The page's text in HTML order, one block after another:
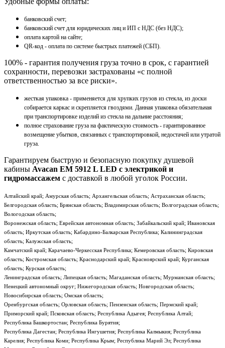
банковский счет;
банковский счет для юридических лиц и ИП с НДС (без НДС);
оплата картой на сайте;
QR-код - оплата по системе быстрых платежей (СБП).
100% - гарантия получения груза точно в срок, с гарантией
сохранности, перевозки застрахованы «с полной
ответственностью за все риски».
жесткая упаковка - применяется для хрупких грузов из стекла, из доски
собирается каркас и скрепляется гвоздями. Данная упаковка обязательная
при транспортировке изделий из стекла на дальние расстояния;
полное страхование груза на фактическую стоимость - гарантированное
возмещение убытков, связанных с транспортировкой, недостачей или утратой
груза.
Гарантируем быструю и безопасную покупку душевой
кабины Avacan EM 5912 L LED с электрикой и
гидромассажем с доставкой в любой уголок России.
Алтайский край; Амурская область; Архангельская область; Астраханская область;
Белгородская область; Брянская область; Владимирская область; Волгоградская область;
Вологодская область;
Воронежская область; Еврейская автономная область; Забайкальский край; Ивановская
область; Иркутская область; Кабардино-Балкарская Республика; Калининградская
область; Калужская область;
Камчатский край; Карачаево-Черкесская Республика; Кемеровская область; Кировская
область; Костромская область; Краснодарский край; Красноярский край; Курганская
область; Курская область;
Ленинградская область; Липецкая область; Магаданская область; Мурманская область;
Ненецкий автономный округ; Нижегородская область; Новгородская область;
Новосибирская область; Омская область;
Оренбургская область; Орловская область; Пензенская область; Пермский край;
Приморский край; Псковская область; Республика Адыгея; Республика Алтай;
Республика Башкортостан; Республика Бурятия;
Республика Дагестан; Республика Ингушетия; Республика Калмыкия; Республика
Карелия; Республика Коми; Республика Крым; Республика Марий Эл; Республика